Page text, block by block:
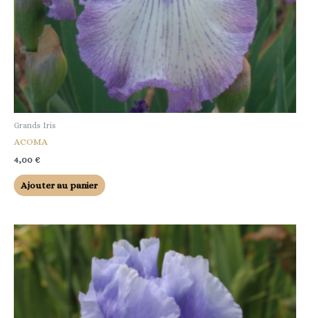
Grands Iris
ACOMA
4,00 €
Ajouter au panier